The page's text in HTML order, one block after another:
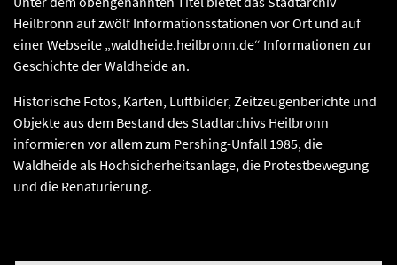
Heilbronn auf zwölf Informationsstationen vor Ort und auf
einer Webseite „waldheide.heilbronn.de“ Informationen zur
Geschichte der Waldheide an.
Historische Fotos, Karten, Luftbilder, Zeitzeugenberichte und
Objekte aus dem Bestand des Stadtarchivs Heilbronn
informieren vor allem zum Pershing-Unfall 1985, die
Waldheide als Hochsicherheitsanlage, die Protestbewegung
und die Renaturierung.